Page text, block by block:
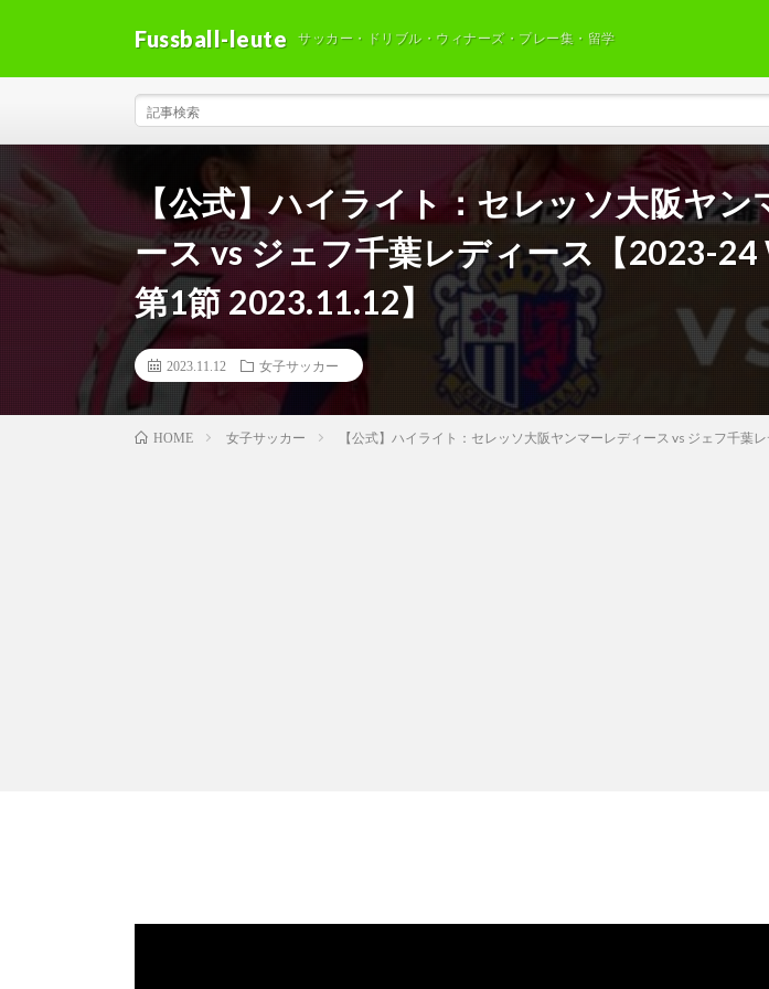
Fussball-leute サッカー・ドリブル・ウィナーズ・プレー集・留学
【公式】ハイライト：セレッソ大阪ヤン
ース vs ジェフ千葉レディース【2023-24
第1節 2023.11.12】
2023.11.12 女子サッカー
HOME 女子サッカー 【公式】ハイライト：セレッソ大阪ヤンマーレディース vs ジェフ千葉